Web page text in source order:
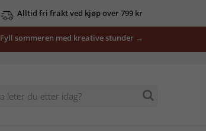
Alltid fri frakt ved kjøp over 799 kr
Fyll sommeren med kreative stunder →